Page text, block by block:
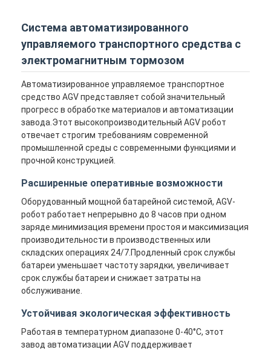
Система автоматизированного
управляемого транспортного средства с
электромагнитным тормозом
Автоматизированное управляемое транспортное
средство AGV представляет собой значительный
прогресс в обработке материалов и автоматизации
завода.Этот высокопроизводительный AGV робот
отвечает строгим требованиям современной
промышленной среды с современными функциями и
прочной конструкцией.
Расширенные оперативные возможности
Оборудованный мощной батарейной системой, AGV-
робот работает непрерывно до 8 часов при одном
заряде.минимизация времени простоя и максимизация
производительности в производственных или
складских операциях 24/7.Продленный срок службы
батареи уменьшает частоту зарядки, увеличивает
срок службы батареи и снижает затраты на
обслуживание.
Устойчивая экологическая эффективность
Работая в температурном диапазоне 0-40°C, этот
завод автоматизации AGV поддерживает